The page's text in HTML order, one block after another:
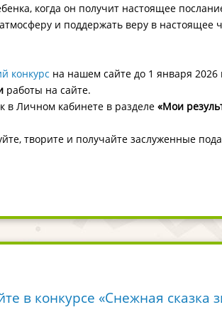
когда он получит настоящее
и поддержать веру в настоящее
конкурс на нашем сайте до 1 января 2026
работы на сайте.
в Личном кабинете в разделе «Мои
творите и получайте заслуженные
в конкурсе «Снежная сказка